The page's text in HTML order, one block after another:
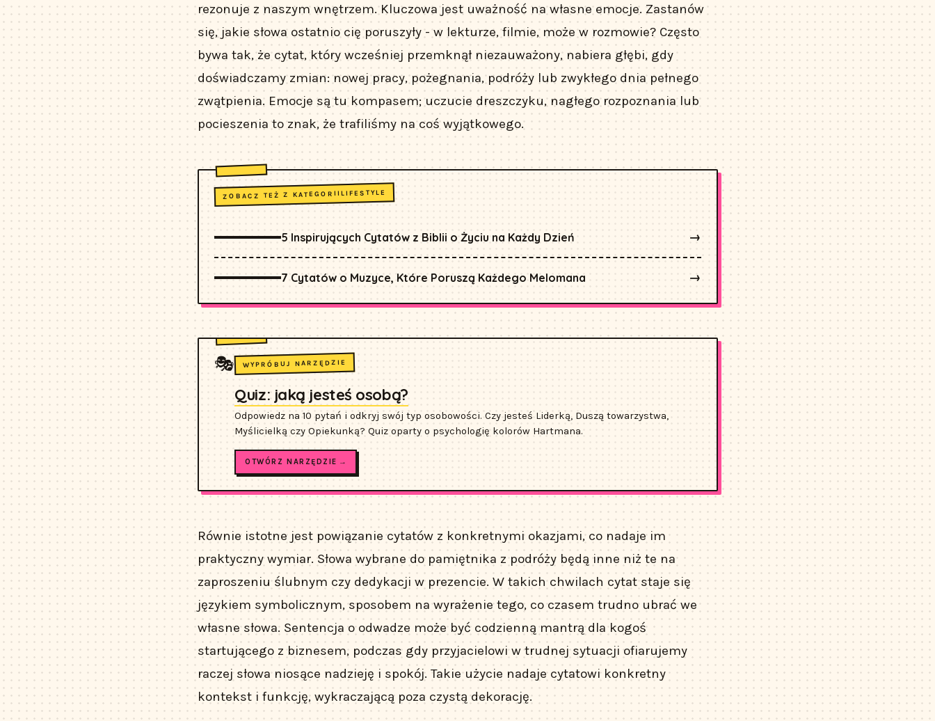
rezonuje z naszym wnętrzem. Kluczowa jest uważność na własne emocje. Zastanów
się, jakie słowa ostatnio cię poruszyły - w lekturze, filmie, może w rozmowie? Często
bywa tak, że cytat, który wcześniej przemknął niezauważony, nabiera głębi, gdy
doświadczamy zmian: nowej pracy, pożegnania, podróży lub zwykłego dnia pełnego
zwątpienia. Emocje są tu kompasem; uczucie dreszczyku, nagłego rozpoznania lub
pocieszenia to znak, że trafiliśmy na coś wyjątkowego.
ZOBACZ TEŻ Z KATEGORIILIFESTYLE
5 Inspirujących Cytatów z Biblii o Życiu na Każdy Dzień →
7 Cytatów o Muzyce, Które Poruszą Każdego Melomana →
🎭 WYPRÓBUJ NARZĘDZIE
Quiz: jaką jesteś osobą?
Odpowiedz na 10 pytań i odkryj swój typ osobowości. Czy jesteś Liderką, Duszą towarzystwa,
Myślicielką czy Opiekunką? Quiz oparty o psychologię kolorów Hartmana.
OTWÓRZ NARZĘDZIE →
Równie istotne jest powiązanie cytatów z konkretnymi okazjami, co nadaje im
praktyczny wymiar. Słowa wybrane do pamiętnika z podróży będą inne niż te na
zaproszeniu ślubnym czy dedykacji w prezencie. W takich chwilach cytat staje się
językiem symbolicznym, sposobem na wyrażenie tego, co czasem trudno ubrać we
własne słowa. Sentencja o odwadze może być codzienną mantrą dla kogoś
startującego z biznesem, podczas gdy przyjacielowi w trudnej sytuacji ofiarujemy
raczej słowa niosące nadzieję i spokój. Takie użycie nadaje cytatowi konkretny
kontekst i funkcję, wykraczającą poza czystą dekorację.